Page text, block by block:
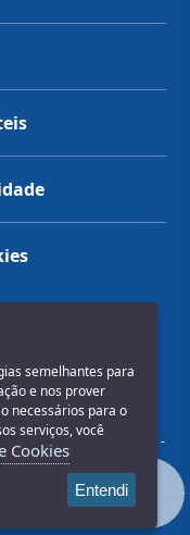
| Rua Paissandu, 444 -
semelhantes para
e nos prover
necessários para o
serviços, você
Cookies
Entendi